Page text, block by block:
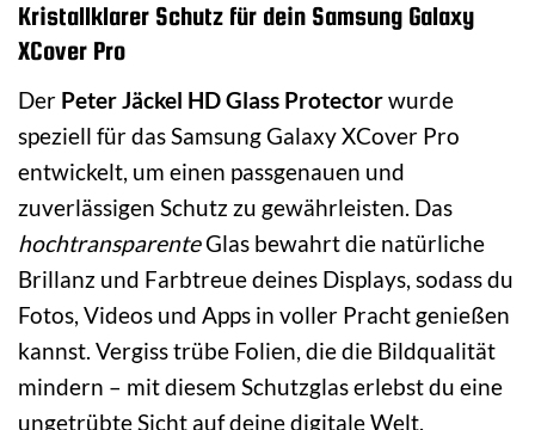
Kristallklarer Schutz für dein Samsung Galaxy
XCover Pro
Der Peter Jäckel HD Glass Protectorwurde
speziell für das Samsung Galaxy XCover Pro
entwickelt, um einen passgenauen und
zuverlässigen Schutz zu gewährleisten. Das
hochtransparenteGlas bewahrt die natürliche
Brillanz und Farbtreue deines Displays, sodass du
Fotos, Videos und Apps in voller Pracht genießen
kannst. Vergiss trübe Folien, die die Bildqualität
mindern – mit diesem Schutzglas erlebst du eine
ungetrübte Sicht auf deine digitale Welt.